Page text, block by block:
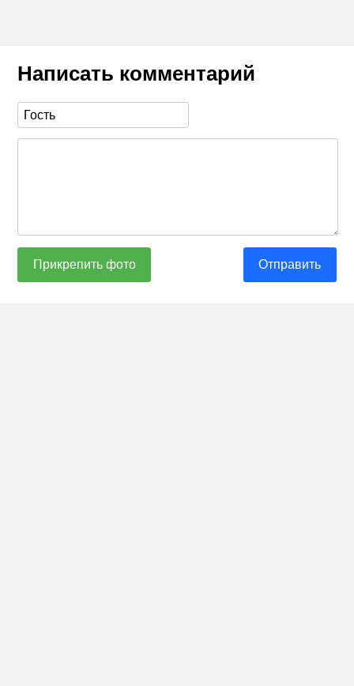
Написать комментарий
Прикрепить фото Отправить